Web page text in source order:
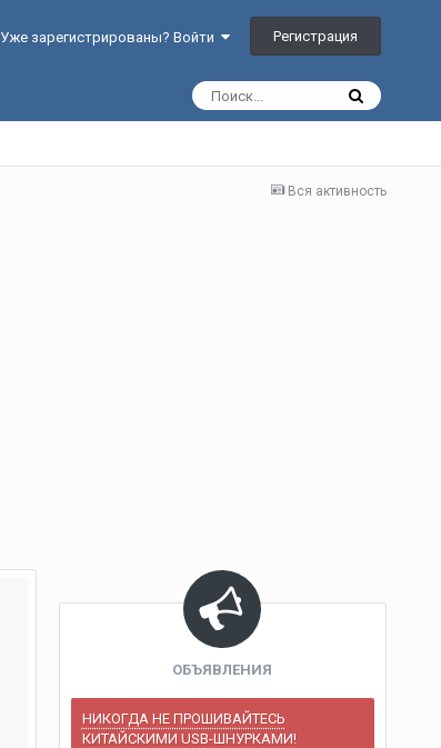
Уже зарегистрированы? Войти Регистрация
Вся активность
ОБЪЯВЛЕНИЯ
НИКОГДА НЕ ПРОШИВАЙТЕСЬ
КИТАЙСКИМИ USB-ШНУРКАМИ!